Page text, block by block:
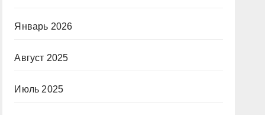
Январь 2026
Август 2025
Июль 2025